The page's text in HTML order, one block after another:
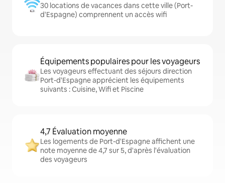
30 locations de vacances dans cette ville (Port-
d'Espagne) comprennent un accès wifi
Équipements populaires pour les voyageurs
Les voyageurs effectuant des séjours direction
Port-d'Espagne apprécient les équipements
suivants : Cuisine, Wifi et Piscine
4,7 Évaluation moyenne
Les logements de Port-d'Espagne affichent une
note moyenne de 4,7 sur 5, d'après l'évaluation
des voyageurs